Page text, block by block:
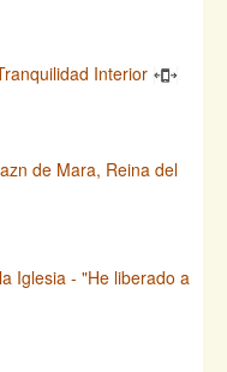
Interior
de Mara, Reina del
Iglesia - "He liberado a